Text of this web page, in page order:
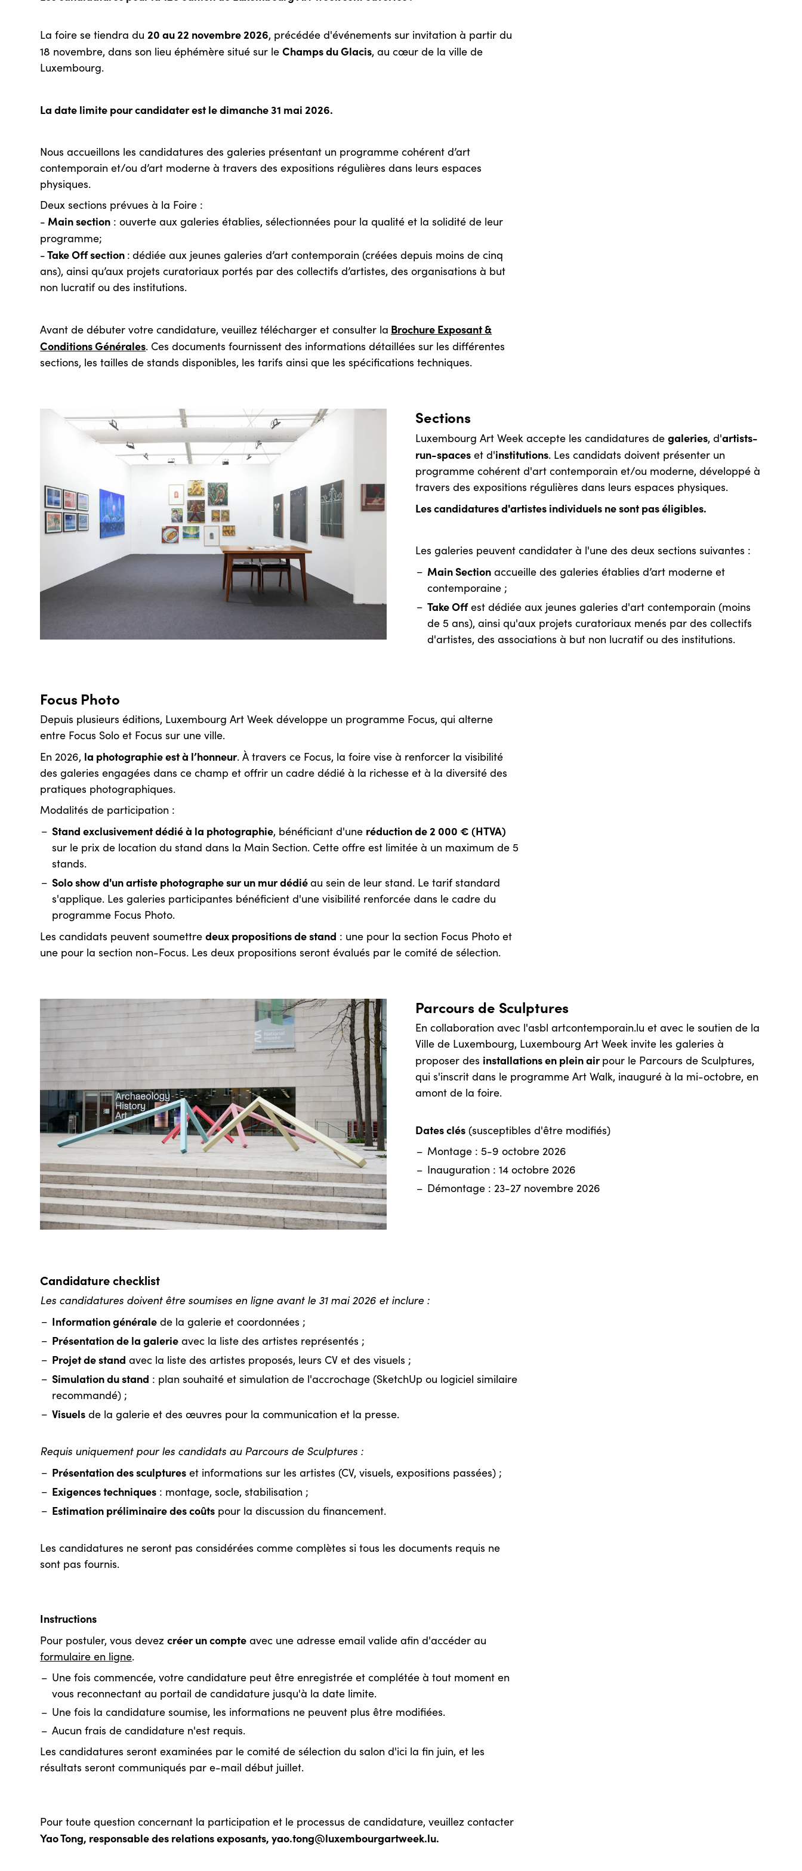
La foire se tiendra du20 au 22 novembre 2026, précédée d'événements sur invitation à partir du
18 novembre, dans son lieu éphémère situé sur leChamps du Glacis, au cœur de la ville de
Luxembourg.
La date limite pour candidater est le dimanche 31 mai 2026.
Nous accueillons les candidatures des galeries présentant un programme cohérent d’art
contemporain et/ou d’art moderne à travers des expositions régulières dans leurs espaces
physiques.
Deux sections prévues à la Foire :
- Main section : ouverte aux galeries établies, sélectionnées pour la qualité et la solidité de leur
programme;
-Take Off section : dédiée aux jeunes galeries d’art contemporain (créées depuis moins de cinq
ans), ainsi qu’aux projets curatoriaux portés par des collectifs d’artistes, des organisations à but
non lucratif ou des institutions.
Avant de débuter votre candidature, veuillez télécharger et consulter la Brochure Exposant &
Conditions Générales. Ces documents fournissent des informations détaillées sur les différentes
sections, les tailles de stands disponibles, les tarifs ainsi que les spécifications techniques.
Sections
Luxembourg Art Week accepte les candidatures de galeries, d'artists-
run-spaces et d'institutions. Les candidats doivent présenter un
programme cohérent d'art contemporain et/ou moderne, développé à
travers des expositions régulières dans leurs espaces physiques.
Les candidatures d'artistes individuels ne sont pas éligibles.
Les galeries peuvent candidater à l'une des deux sections suivantes :
Main Section accueille des galeries établies d’art moderne et
contemporaine ;
Take Offest dédiée aux jeunes galeries d'art contemporain (moins
de 5 ans), ainsi qu'aux projets curatoriaux menés par des collectifs
d'artistes, des associations à but non lucratif ou des institutions.
Focus Photo
Depuis plusieurs éditions, Luxembourg Art Week développe un programme Focus, qui alterne
entre Focus Solo et Focus sur une ville.
En 2026, la photographie est à l’honneur. À travers ce Focus, la foire vise à renforcer la visibilité
des galeries engagées dans ce champ et offrir un cadre dédié à la richesse et à la diversité des
pratiques photographiques.
Modalités de participation :
Stand exclusivement dédié à la photographie, bénéficiant d'une réduction de 2 000 € (HTVA)
sur le prix de location du stand dans la Main Section. Cette offre est limitée à un maximum de 5
stands.
Solo show d'un artiste photographe sur un mur dédiéau sein de leur stand. Le tarif standard
s'applique. Les galeries participantes bénéficient d'une visibilité renforcée dans le cadre du
programme Focus Photo.
Les candidats peuvent soumettredeux propositions de stand : une pour la section Focus Photo et
une pour la section non-Focus. Les deux propositions seront évalués par le comité de sélection.
Parcours de Sculptures
En collaboration avec l'asbl artcontemporain.lu et avec le soutien de la
Ville de Luxembourg, Luxembourg Art Week invite les galeries à
proposer des installations en plein airpour le Parcours de Sculptures,
qui s'inscrit dans le programme Art Walk, inauguré à la mi-octobre, en
amont de la foire.
Dates clés (susceptibles d'être modifiés)
Montage : 5-9 octobre 2026
Inauguration : 14 octobre 2026
Démontage : 23-27 novembre 2026
Candidature checklist
Les candidatures doivent être soumises en ligne avant le 31 mai 2026 et inclure :
Information générale de la galerie et coordonnées ;
Présentation de la galerie avec la liste des artistes représentés ;
Projet de stand avec la liste des artistes proposés, leurs CV et des visuels ;
Simulation du stand : plan souhaité et simulation de l'accrochage (SketchUp ou logiciel similaire
recommandé) ;
Visuels de la galerie et des œuvres pour la communication et la presse.
Requis uniquement pour les candidats au Parcours de Sculptures :
Présentation des sculptures et informations sur les artistes (CV, visuels, expositions passées) ;
Exigences techniques : montage, socle, stabilisation ;
Estimation préliminaire des coûts pour la discussion du financement.
Les candidatures ne seront pas considérées comme complètes si tous les documents requis ne
sont pas fournis.
Instructions
Pour postuler, vous devezcréer un compte avec une adresse email valide afin d'accéder au
formulaire en ligne.
Une fois commencée, votre candidature peut être enregistrée et complétée à tout moment en
vous reconnectant au portail de candidature jusqu'à la date limite.
Une fois la candidature soumise, les informations ne peuvent plus être modifiées.
Aucun frais de candidature n'est requis.
Les candidatures seront examinées par le comité de sélection du salon d'ici la fin juin, et les
résultats seront communiqués par e-mail début juillet.
Pour toute question concernant la participation et le processus de candidature, veuillez contacter
Yao Tong, responsable des relations exposants, yao.tong@luxembourgartweek.lu.